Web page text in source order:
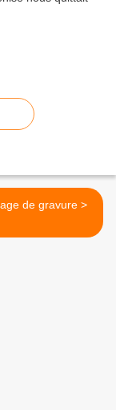
Blieux stage de gravure >